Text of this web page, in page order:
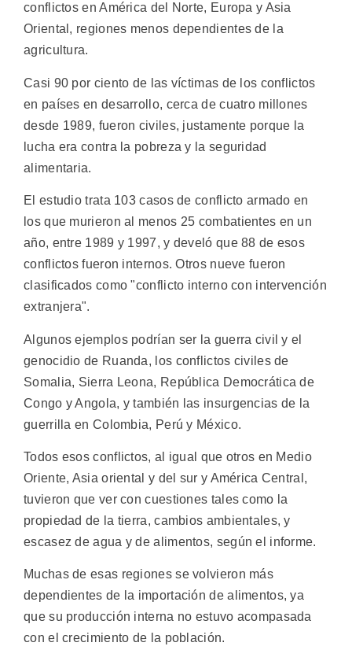
conflictos en América del Norte, Europa y Asia
Oriental, regiones menos dependientes de la
agricultura.
Casi 90 por ciento de las víctimas de los conflictos
en países en desarrollo, cerca de cuatro millones
desde 1989, fueron civiles, justamente porque la
lucha era contra la pobreza y la seguridad
alimentaria.
El estudio trata 103 casos de conflicto armado en
los que murieron al menos 25 combatientes en un
año, entre 1989 y 1997, y develó que 88 de esos
conflictos fueron internos. Otros nueve fueron
clasificados como "conflicto interno con intervención
extranjera".
Algunos ejemplos podrían ser la guerra civil y el
genocidio de Ruanda, los conflictos civiles de
Somalia, Sierra Leona, República Democrática de
Congo y Angola, y también las insurgencias de la
guerrilla en Colombia, Perú y México.
Todos esos conflictos, al igual que otros en Medio
Oriente, Asia oriental y del sur y América Central,
tuvieron que ver con cuestiones tales como la
propiedad de la tierra, cambios ambientales, y
escasez de agua y de alimentos, según el informe.
Muchas de esas regiones se volvieron más
dependientes de la importación de alimentos, ya
que su producción interna no estuvo acompasada
con el crecimiento de la población.